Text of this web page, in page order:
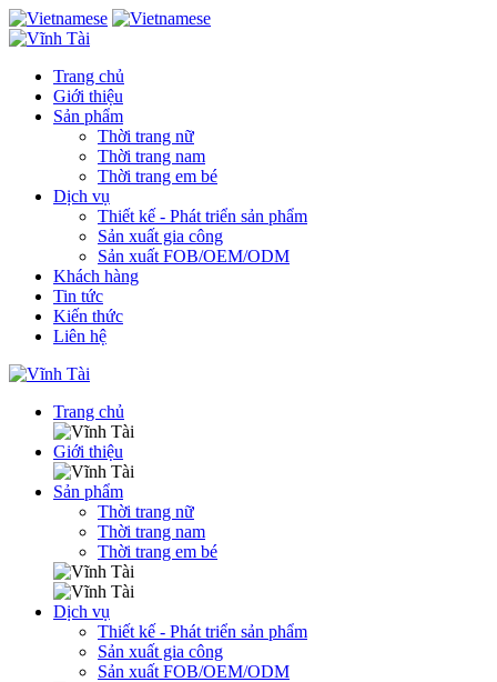
Trang chủ
Giới thiệu
Sản phẩm
Thời trang nữ
Thời trang nam
Thời trang em bé
Dịch vụ
Thiết kế - Phát triển sản phẩm
Sản xuất gia công
Sản xuất FOB/OEM/ODM
Khách hàng
Tin tức
Kiến thức
Liên hệ
Trang chủ
Giới thiệu
Sản phẩm
Thời trang nữ
Thời trang nam
Thời trang em bé
Dịch vụ
Thiết kế - Phát triển sản phẩm
Sản xuất gia công
Sản xuất FOB/OEM/ODM